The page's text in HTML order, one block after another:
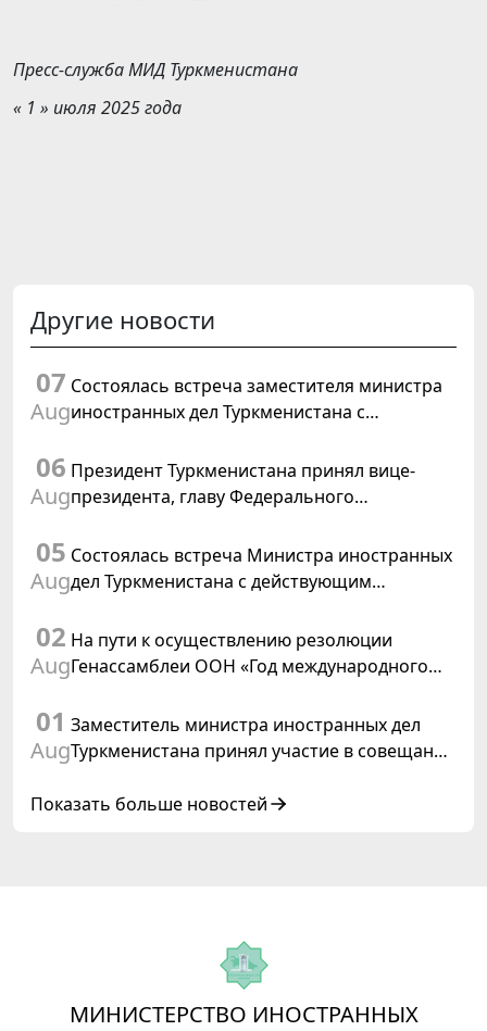
Пресс-служба МИД Туркменистана
« 1 » июля 2025 года
Другие новости
07
Aug
Состоялась встреча заместителя министра
иностранных дел Туркменистана с
Туркменистане
06
Aug
Президент Туркменистана принял вице-
президента, главу Федерального
Швейцарской Конфедерации
05
Aug
Состоялась встреча Министра иностранных
дел Туркменистана с действующим
02
Aug
На пути к осуществлению резолюции
Генассамблеи ООН «Год международного
Туркменистаном
01
Aug
Заместитель министра иностранных дел
Туркменистана принял участие в совещании
сотрудничества «Центральная Азия –
Показать больше новостей
МИНИСТЕРСТВО ИНОСТРАННЫХ